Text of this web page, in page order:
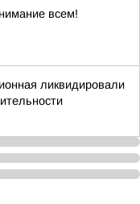
всем!
ликвидировали